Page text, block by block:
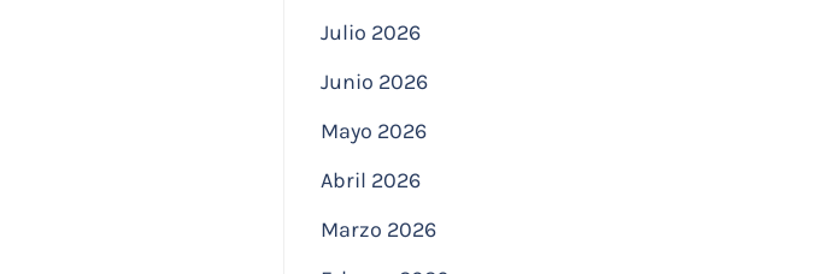
Julio 2026
Junio 2026
Mayo 2026
Abril 2026
Marzo 2026